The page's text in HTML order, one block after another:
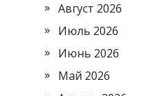
Август 2026
Июль 2026
Июнь 2026
Май 2026